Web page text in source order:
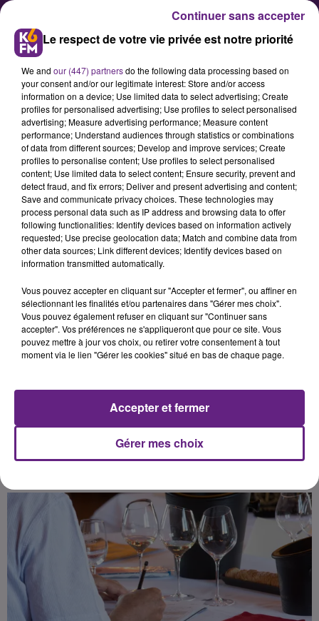
La 106ème édition du
"Tastevinage" a lieu ce vendredi
au château du Clos de Vougeot
Comme chaque année, l’événement
est organisé par la Confrérie des
Chevaliers du Tastevin. Les vins les
viticole seront désignés, parmi une
sélection de près de 500 vins, par
un jury de professionnels pour
recevoir le sceau du Tastevinage.
précédente, se déroulera en comité
Publié : 16 octobre 2020 à 4h30 par la rédaction
Le respect de votre vie privée est notre priorité
We and our (447) partnersdo the following data processing based on
your consent and/or our legitimate interest: Store and/or access
information on a device; Use limited data to select advertising; Create
profiles for personalised advertising; Use profiles to select personalised
advertising; Measure advertising performance; Measure content
performance; Understand audiences through statistics or combinations
of data from different sources; Develop and improve services; Create
profiles to personalise content; Use profiles to select personalised
content; Use limited data to select content; Ensure security, prevent and
detect fraud, and fix errors; Deliver and present advertising and content;
Save and communicate privacy choices. These technologies may
process personal data such as IP address and browsing data to offer
following functionalities: Identify devices based on information actively
requested; Use precise geolocation data; Match and combine data from
other data sources; Link different devices; Identify devices based on
information transmitted automatically.
Vous pouvez accepter en cliquant sur "Accepter et fermer", ou affiner en
sélectionnant les finalités et/ou partenaires dans "Gérer mes choix".
Vous pouvez également refuser en cliquant sur "Continuer sans
accepter". Vos préférences ne s'appliqueront que pour ce site. Vous
pouvez mettre à jour vos choix, ou retirer votre consentement à tout
moment via le lien "Gérer les cookies" situé en bas de chaque page.
Gérer mes choix
Accepter et fermer
Continuer sans accepter